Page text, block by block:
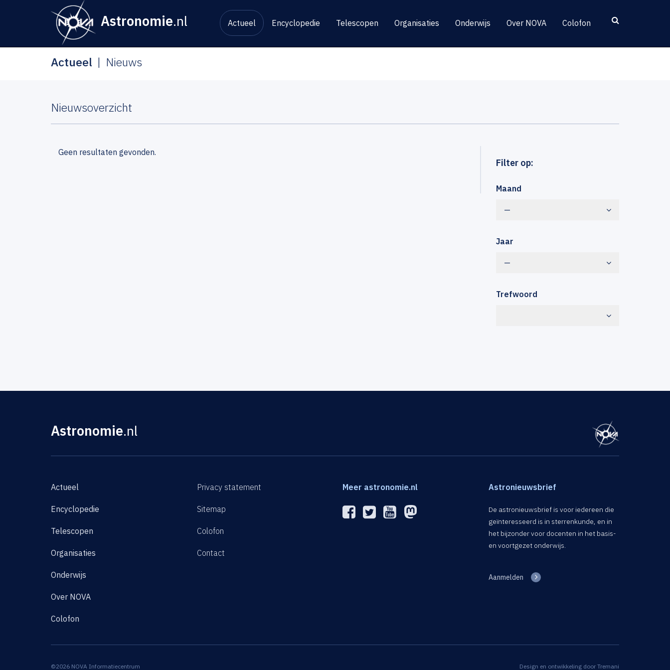
Astronomie.nl Actueel Encyclopedie Telescopen Organisaties Onderwijs Over NOVA Colofon
Actueel Nieuws
Nieuwsoverzicht
Filter op:
Maand
—
Jaar
—
Trefwoord
Geen resultaten gevonden.
Astronomie.nl
Actueel
Encyclopedie
Telescopen
Organisaties
Onderwijs
Over NOVA
Colofon
Privacy statement
Sitemap
Colofon
Contact
Meer astronomie.nl Astronieuwsbrief
De astronieuwsbrief is voor iedereen die
geïnteresseerd is in sterrenkunde, en in
het bijzonder voor docenten in het basis-
en voortgezet onderwijs.
Aanmelden
©2026 NOVA Informatiecentrum Design en ontwikkeling door Tremani